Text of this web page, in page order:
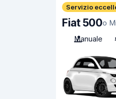
Servizio
Fiat 500o
Manuale